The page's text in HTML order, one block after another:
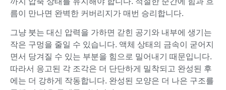
름이 만나면 완벽한 커버리지가 매번 승리합니다.
그냥 붓는 대신 압력을 가하면 갇힌 공기와 내부에 생기는
작은 구멍을 줄일 수 있습니다. 액체 상태의 금속이 굳어지
면서 당겨질 수 있는 부분을 힘으로 밀어내기 때문입니다.
따라서 응고된 각 조각은 더 단단하게 밀착되고 완성된 후
에는 더 강하게 작동합니다. 완성된 모양은 더 나은 구조를